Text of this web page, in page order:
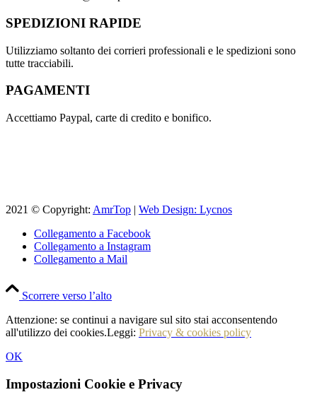
SPEDIZIONI RAPIDE
Utilizziamo soltanto dei corrieri professionali e le spedizioni sono
tutte tracciabili.
PAGAMENTI
Accettiamo Paypal, carte di credito e bonifico.
2021 © Copyright: AmrTop | Web Design: Lycnos
Collegamento a Facebook
Collegamento a Instagram
Collegamento a Mail
Scorrere verso l’alto
Attenzione: se continui a navigare sul sito stai acconsentendo
all'utilizzo dei cookies.Leggi: Privacy & cookies policy
OK
Impostazioni Cookie e Privacy